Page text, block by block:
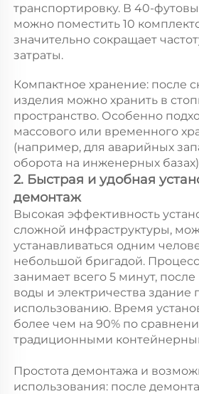
транспортировку. В 40-
можно поместить 10
значительно сокращает
затраты.
Компактное хранение: после
изделия можно хранить в
пространство. Особенно
массового или временного
(например, для аварийных
оборота на инженерных базах)
2. Быстрая и удобная
демонтаж
Высокая эффективность
сложной инфраструктуры,
устанавливаться одним
небольшой бригадой.
занимает всего 5 минут,
воды и электричества здание
использованию. Время
более чем на 90% по
традиционными
Простота демонтажа и
использования: после